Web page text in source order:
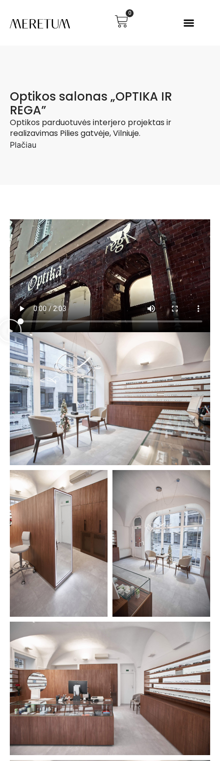
0
Optikos salonas „OPTIKA IR
REGA”
Optikos parduotuvės interjero projektas ir
realizavimas Pilies gatvėje, Vilniuje.
Plačiau